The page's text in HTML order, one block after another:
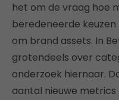
het om de vraag hoe
beredeneerde
om brand assets. In
grotendeels over
onderzoek hiernaar.
aantal nieuwe metrics